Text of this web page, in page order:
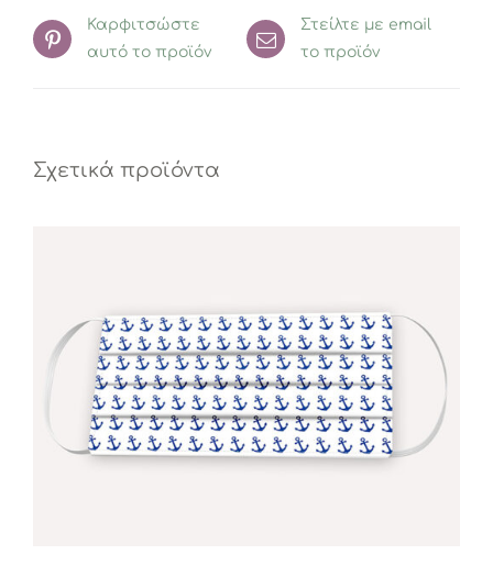
Καρφιτσώστε
αυτό το προϊόν
Στείλτε με email
το προϊόν
Σχετικά προϊόντα